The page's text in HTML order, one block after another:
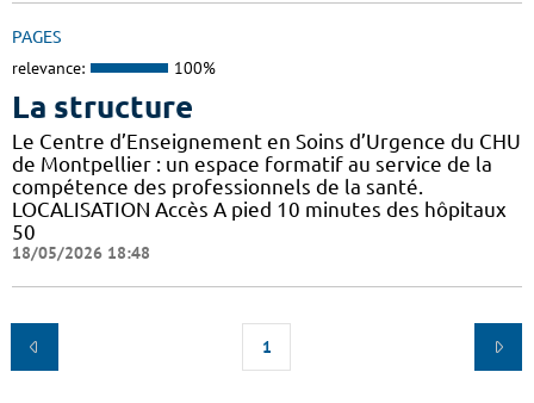
PAGES
relevance: 100%
La structure
Le Centre d’Enseignement en Soins d’Urgence du CHU
de Montpellier : un espace formatif au service de la
compétence des professionnels de la santé.
LOCALISATION Accès A pied 10 minutes des hôpitaux
50
18/05/2026 18:48
1